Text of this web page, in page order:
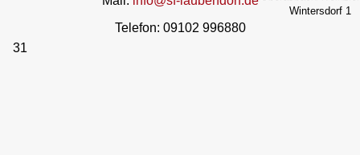
Wintersdorf 1
31
Telefon: 09102 996880